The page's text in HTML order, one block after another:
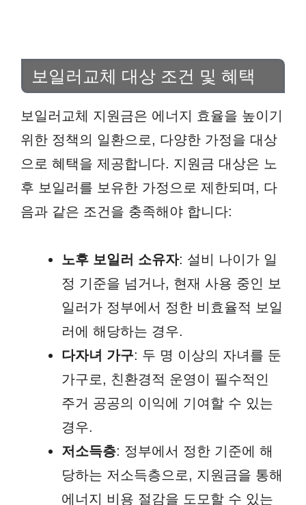
보일러교체 대상 조건 및 혜택
보일러교체 지원금은 에너지 효율을 높이기
위한 정책의 일환으로, 다양한 가정을 대상
으로 혜택을 제공합니다. 지원금 대상은 노
후 보일러를 보유한 가정으로 제한되며, 다
음과 같은 조건을 충족해야 합니다:
노후 보일러 소유자: 설비 나이가 일
정 기준을 넘거나, 현재 사용 중인 보
일러가 정부에서 정한 비효율적 보일
러에 해당하는 경우.
다자녀 가구: 두 명 이상의 자녀를 둔
가구로, 친환경적 운영이 필수적인
주거 공공의 이익에 기여할 수 있는
경우.
저소득층: 정부에서 정한 기준에 해
당하는 저소득층으로, 지원금을 통해
에너지 비용 절감을 도모할 수 있는